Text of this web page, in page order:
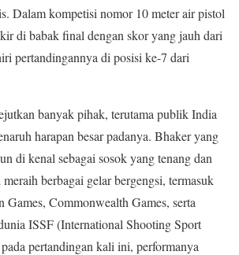
Dalam kompetisi nomor 10 meter air pistol
di babak final dengan skor yang jauh dari
pertandingannya di posisi ke-7 dari
banyak pihak, terutama publik India
harapan besar padanya. Bhaker yang
di kenal sebagai sosok yang tenang dan
berbagai gelar bergengsi, termasuk
Games, Commonwealth Games, serta
ISSF (International Shooting Sport
pertandingan kali ini, performanya